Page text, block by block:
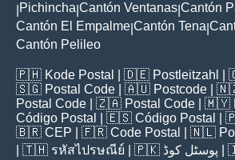
Pichincha Cantón Ventanas Cantón
Cantón El Empalme Cantón Tena
Cantón Pelileo
🇵🇭 Kode Postal | 🇩🇪 Postleitzahl |
🇸🇬 Postal Code | 🇦🇺 Postcode |
Postal Code | 🇿🇦 Postal Code | 🇲🇾
Código Postal
| 🇪🇸 Código Postal |
🇧🇷 CEP | 🇫🇷 Code Postal | 🇳🇱
| 🇹🇭 รหัสไปรษณีย์ | 🇵🇰 پوسٹل کوڈ |